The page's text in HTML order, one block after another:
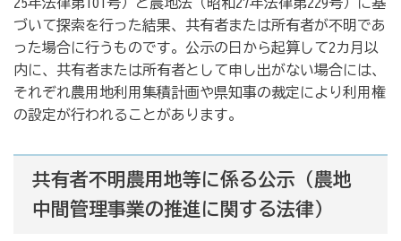
づいて探索を行った結果、共有者または所有者が不明であ
った場合に行うものです。公示の日から起算して2カ月以
内に、共有者または所有者として申し出がない場合には、
それぞれ農用地利用集積計画や県知事の裁定により利用権
の設定が行われることがあります。
共有者不明農用地等に係る公示（農地
中間管理事業の推進に関する法律）